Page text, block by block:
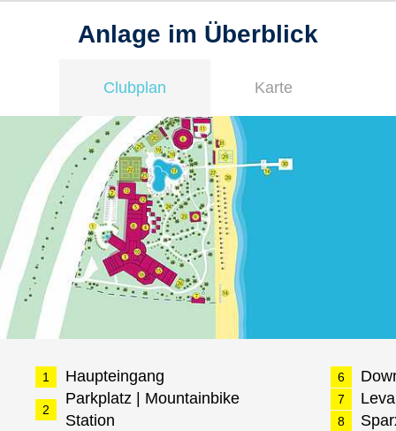
Anlage im Überblick
Clubplan Karte
1 Haupteingang
2
Parkplatz | Mountainbike
Station
6
7
8